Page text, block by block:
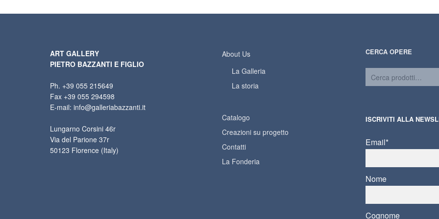
ART GALLERY
PIETRO BAZZANTI E FIGLIO
Ph. +39 055 215649
Fax +39 055 294598
E-mail: info@galleriabazzanti.it
Lungarno Corsini 46r
Via del Parione 37r
50123 Florence (Italy)
About Us
La Galleria
La storia
Catalogo
Creazioni su progetto
Contatti
La Fonderia
CERCA OPERE
ISCRIVITI ALLA
Email*
Nome
Cognome